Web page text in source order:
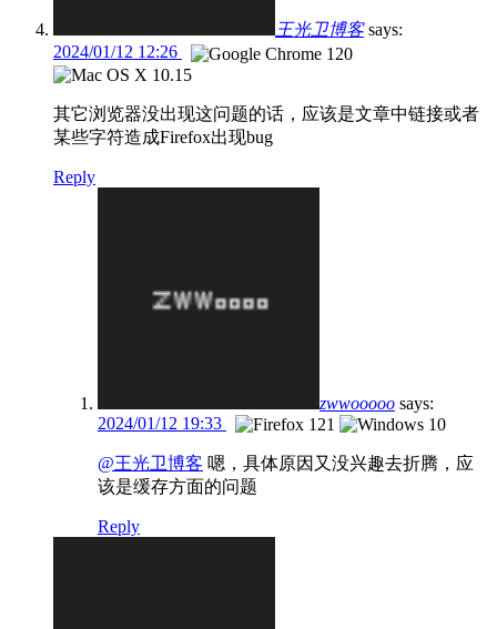
王光卫博客 says:
2024/01/12 12:26
其它浏览器没出现这问题的话，应该是文章中链接或者
某些字符造成Firefox出现bug
Reply
zwwooooo says:
2024/01/12 19:33
@王光卫博客 嗯，具体原因又没兴趣去折腾，应
该是缓存方面的问题
Reply